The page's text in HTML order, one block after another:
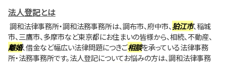
法人登記とは
調和法律事務所・調和法務事務所は、調布市、府中市、狛江市、稲城
市、三鷹市、多摩市など東京都にお住まいの皆様から、相続、不動産、
離婚、借金など幅広い法律問題につきご相談を承っている法律事務
所・法務事務所です。法人登記についてお悩みの方は、調和法律事務